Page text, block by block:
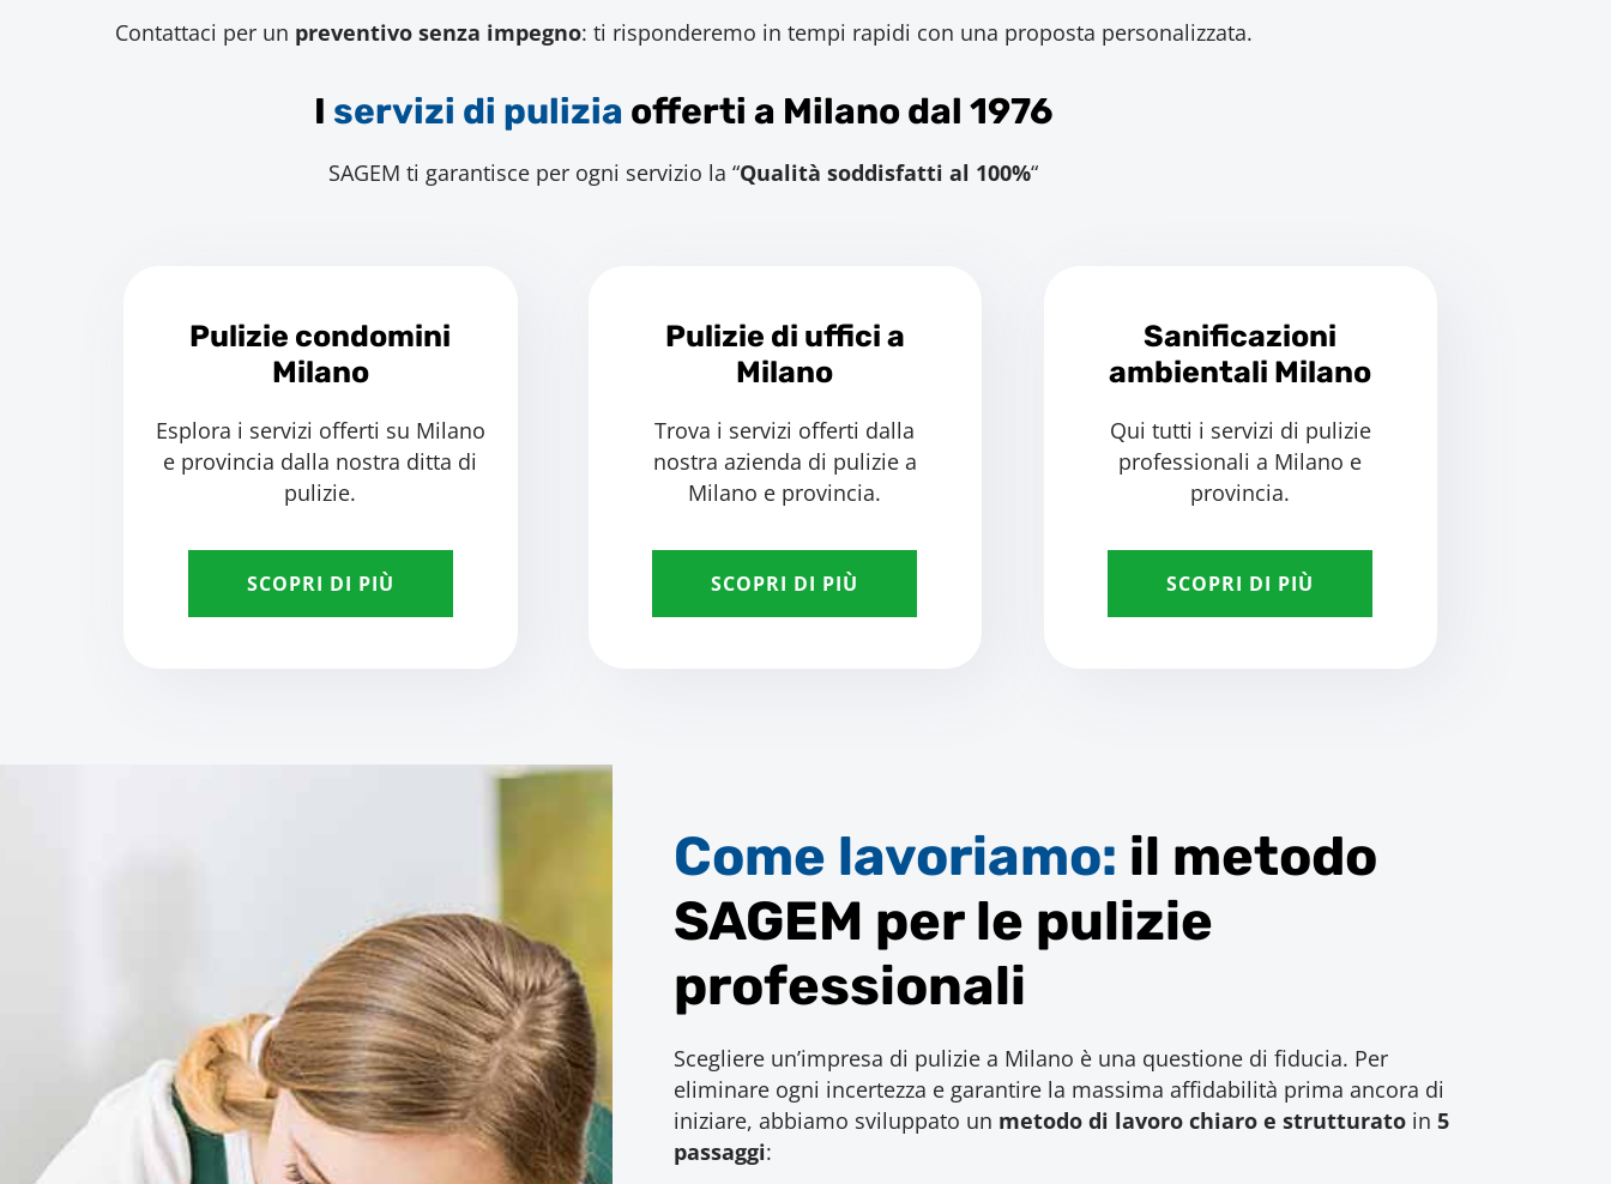
Contattaci per un preventivo senza impegno: ti risponderemo in tempi rapidi con una proposta personalizzata.
I servizi di pulizia offerti a Milano dal 1976
SAGEM ti garantisce per ogni servizio la “Qualità soddisfatti al 100%“
Pulizie condomini
Milano
Esplora i servizi offerti su Milano
e provincia dalla nostra ditta di
pulizie.
SCOPRI DI PIÙ
Pulizie di uffici a
Milano
Trova i servizi offerti dalla
nostra azienda di pulizie a
Milano e provincia.
SCOPRI DI PIÙ
Sanificazioni
ambientali Milano
Qui tutti i servizi di pulizie
professionali a Milano e
provincia.
SCOPRI DI PIÙ
Come lavoriamo: il metodo
SAGEM per le pulizie
professionali
Scegliere un’impresa di pulizie a Milano è una questione di fiducia. Per
eliminare ogni incertezza e garantire la massima affidabilità prima ancora di
iniziare, abbiamo sviluppato un metodo di lavoro chiaro e strutturatoin 5
passaggi: